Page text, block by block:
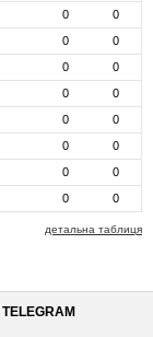
0
0
0
0
0
0
0
0
0
0
0
0
0
0
0 0
детальна таблиця
TELEGRAM